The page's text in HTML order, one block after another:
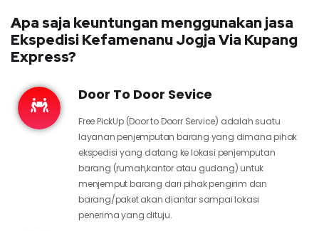
Apa saja keuntungan menggunakan jasa
Ekspedisi Kefamenanu Jogja Via Kupang
Express?
Door To Door Sevice
Free PickUp (Door to Doorr Service) adalah suatu
layanan penjemputan barang yang dimana pihak
ekspedisi yang datang ke lokasi penjemputan
barang (rumah,kantor atau gudang) untuk
menjemput barang dari pihak pengirim dan
barang/paket akan diantar sampai lokasi
penerima yang dituju.